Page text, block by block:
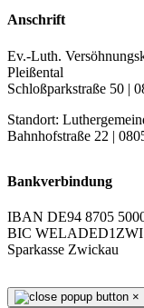
Anschrift
Ev.-Luth.
Pleißental
Schloßparkstraße 50 |
Standort:
Bahnhofstraße 22 |
Bankverbindung
IBAN DE94 8705
BIC WELADED1ZWI
Sparkasse Zwickau
×